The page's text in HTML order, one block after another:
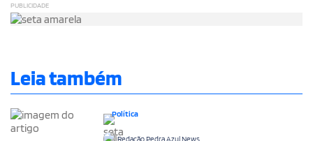
PUBLICIDADE
Leia também
Política
Redação Pedra Azul News